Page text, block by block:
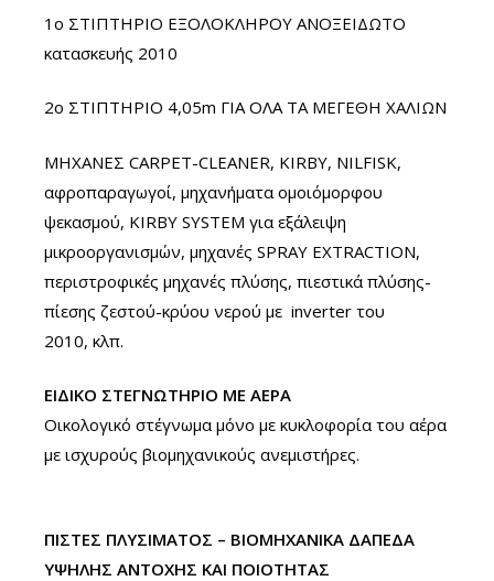
1ο ΣΤΙΠΤΗΡΙΟ ΕΞΟΛΟΚΛΗΡΟΥ ΑΝΟΞΕΙΔΩΤΟ
κατασκευής 2010
2ο ΣΤΙΠΤΗΡΙΟ 4,05m ΓΙΑ ΟΛΑ ΤΑ ΜΕΓΕΘΗ ΧΑΛΙΩΝ
ΜΗΧΑΝΕΣ CARPET-CLEANER, KIRBY, NILFISK,
αφροπαραγωγοί, μηχανήματα ομοιόμορφου
ψεκασμού, KIRBY SYSTEM για εξάλειψη
μικροοργανισμών, μηχανές SPRAY EXTRACTION,
περιστροφικές μηχανές πλύσης, πιεστικά πλύσης-
πίεσης ζεστού-κρύου νερού με inverter του
2010, κλπ.
ΕΙΔΙΚΟ ΣΤΕΓΝΩΤΗΡΙΟ ΜΕ ΑΕΡΑ
Οικολογικό στέγνωμα μόνο με κυκλοφορία του αέρα
με ισχυρούς βιομηχανικούς ανεμιστήρες.
ΠΙΣΤΕΣ ΠΛΥΣΙΜΑΤΟΣ – ΒΙΟΜΗΧΑΝΙΚΑ ΔΑΠΕΔΑ
ΥΨΗΛΗΣ ΑΝΤΟΧΗΣ ΚΑΙ ΠΟΙΟΤΗΤΑΣ